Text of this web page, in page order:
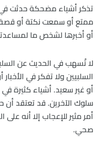
تذكر أشياء مضحكة حدثت
ممتع أو سمعت نكتة أو
أو أخبرها لشخص ما
لا تُسهب في الحديث عن
السلبيين ولا تفكر في
أو غير سعيد. أشياء كثيرة
سلوك الآخرين. قد تعتقد
أمر مثير للإعجاب إلا أنه
صحي.